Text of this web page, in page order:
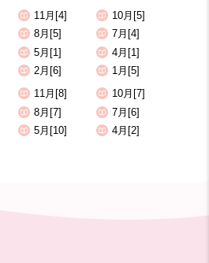
11月[4]
10月[5]
8月[5]
7月[4]
5月[1]
4月[1]
2月[6]
1月[5]
11月[8]
10月[7]
8月[7]
7月[6]
5月[10]
4月[2]